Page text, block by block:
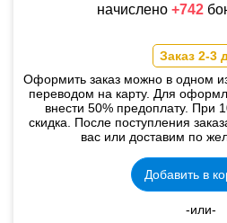
начислено +742
Заказ 2-3
Оформить заказ можно в одном
переводом на карту. Для
внести 50% предоплату. При
скидка. После поступления
вас или доставим по
Добавить в
-или-